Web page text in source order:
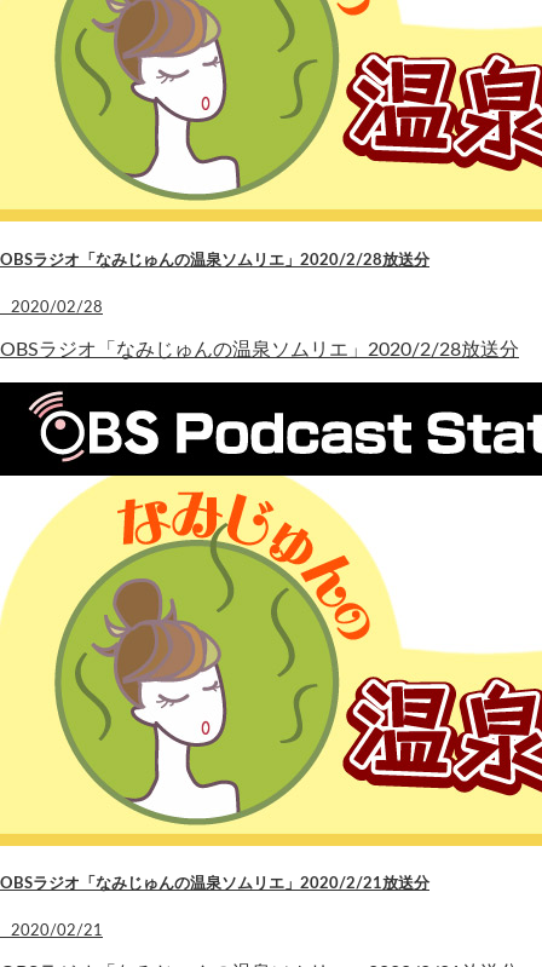
OBSラジオ「なみじゅんの温泉ソムリエ」2020/2/28放送分
2020/02/28
OBSラジオ「なみじゅんの温泉ソムリエ」2020/2/28放送分
OBSラジオ「なみじゅんの温泉ソムリエ」2020/2/21放送分
2020/02/21